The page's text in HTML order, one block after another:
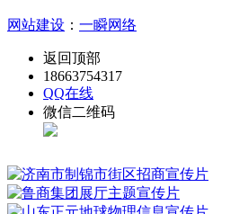
网站建设 ： 一瞬网络
返回顶部
18663754317
QQ在线
微信二维码